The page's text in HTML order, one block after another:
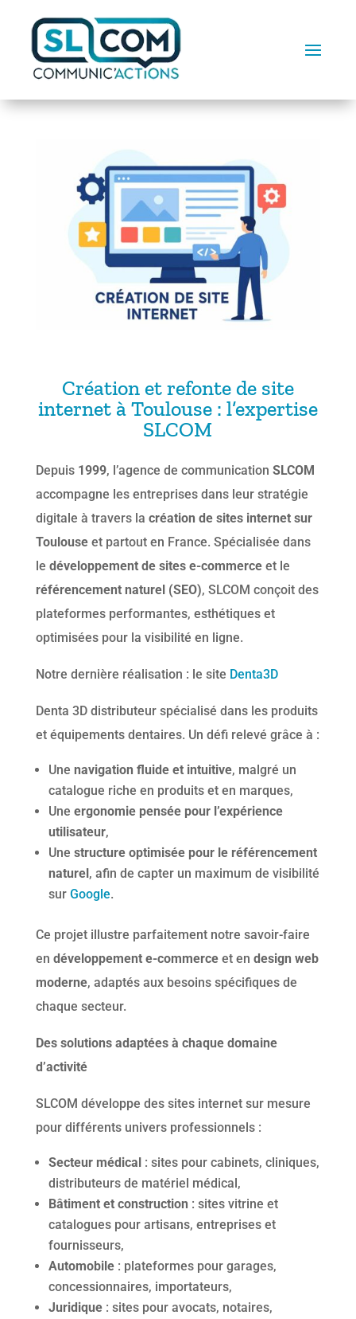
Création et refonte de site
internet à Toulouse : l’expertise
SLCOM
Depuis 1999, l’agence de communication SLCOM
accompagne les entreprises dans leur stratégie
digitale à travers la création de sites internet sur
Toulouseet partout en France. Spécialisée dans
le développement de sites e-commerceet le
référencement naturel (SEO), SLCOM conçoit des
plateformes performantes, esthétiques et
optimisées pour la visibilité en ligne.
Notre dernière réalisation : le site Denta3D
Denta 3D distributeur spécialisé dans les produits
et équipements dentaires. Un défi relevé grâce à :
Une navigation fluide et intuitive, malgré un
catalogue riche en produits et en marques,
Une ergonomie pensée pour l’expérience
utilisateur,
Une structure optimisée pour le référencement
naturel, afin de capter un maximum de visibilité
sur Google.
Ce projet illustre parfaitement notre savoir-faire
en développement e-commerceet en design web
moderne, adaptés aux besoins spécifiques de
chaque secteur.
Des solutions adaptées à chaque domaine
d’activité
SLCOM développe des sites internet sur mesure
pour différents univers professionnels :
Secteur médical: sites pour cabinets, cliniques,
distributeurs de matériel médical,
Bâtiment et construction : sites vitrine et
catalogues pour artisans, entreprises et
fournisseurs,
Automobile: plateformes pour garages,
concessionnaires, importateurs,
Juridique: sites pour avocats, notaires,